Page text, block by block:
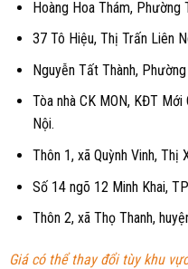
Hoàng Hoa Thám, Phường
37 Tô Hiệu, Thị Trấn Liên
Nguyễn Tất Thành,
Tòa nhà CK MON, KĐT Mới
Nội.
Thôn 1, xã Quỳnh Vinh, Thị
Số 14 ngõ 12 Minh Khai,
Thôn 2, xã Thọ Thanh,
Giá có thể thay đổi tùy khu